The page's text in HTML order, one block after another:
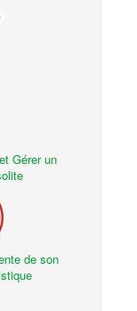
Gérer un
de son